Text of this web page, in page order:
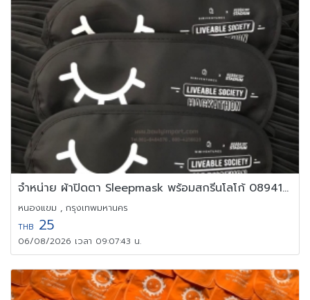
จำหน่าย ผ้าปิดตา Sleepmask พร้อมสกรีนโลโก้ 0894156619
หนองแขม , กรุงเทพมหานคร
THB 25
06/08/2026 เวลา 09:07:43 น.